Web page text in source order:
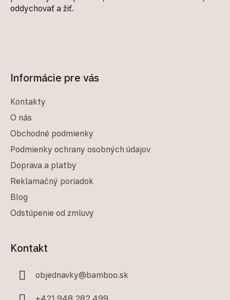
oddychovať a žiť.
Informácie pre vás
Kontakty
O nás
Obchodné podmienky
Podmienky ochrany osobných údajov
Doprava a platby
Reklamačný poriadok
Blog
Odstúpenie od zmluvy
Kontakt
objednavky@bamboo.sk